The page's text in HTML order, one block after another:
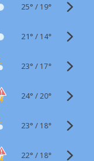
25° / 19°
21° / 14°
23° / 17°
24° /20°
23° / 18°
22° / 18°